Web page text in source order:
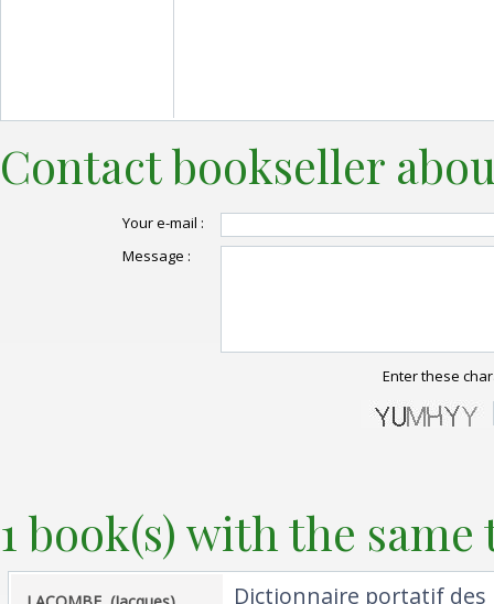
Contact bookseller
Your e-mail :
Message :
Enter these
1 book(s) with the
‎Dictionnaire portatif des